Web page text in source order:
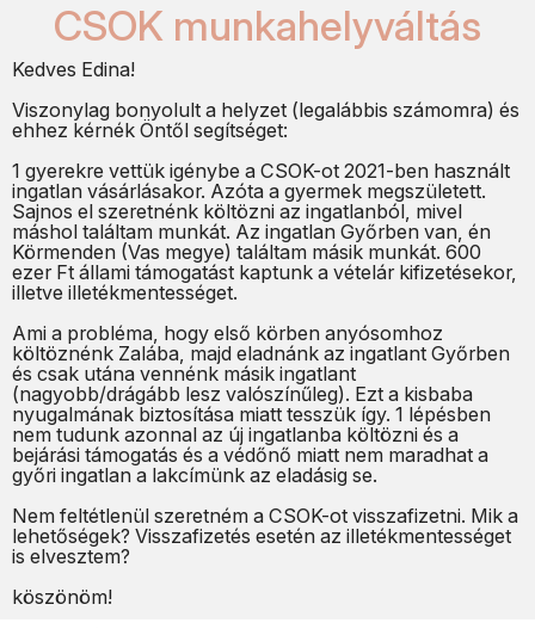
CSOK munkahelyváltás
Kedves Edina!
Viszonylag bonyolult a helyzet (legalábbis számomra) és
ehhez kérnék Öntől segítséget:
1 gyerekre vettük igénybe a CSOK-ot 2021-ben használt
ingatlan vásárlásakor. Azóta a gyermek megszületett.
Sajnos el szeretnénk költözni az ingatlanból, mivel
máshol találtam munkát. Az ingatlan Győrben van, én
Körmenden (Vas megye) találtam másik munkát. 600
ezer Ft állami támogatást kaptunk a vételár kifizetésekor,
illetve illetékmentességet.
Ami a probléma, hogy első körben anyósomhoz
költöznénk Zalába, majd eladnánk az ingatlant Győrben
és csak utána vennénk másik ingatlant
(nagyobb/drágább lesz valószínűleg). Ezt a kisbaba
nyugalmának biztosítása miatt tesszük így. 1 lépésben
nem tudunk azonnal az új ingatlanba költözni és a
bejárási támogatás és a védőnő miatt nem maradhat a
győri ingatlan a lakcímünk az eladásig se.
Nem feltétlenül szeretném a CSOK-ot visszafizetni. Mik a
lehetőségek? Visszafizetés esetén az illetékmentességet
is elvesztem?
köszönöm!